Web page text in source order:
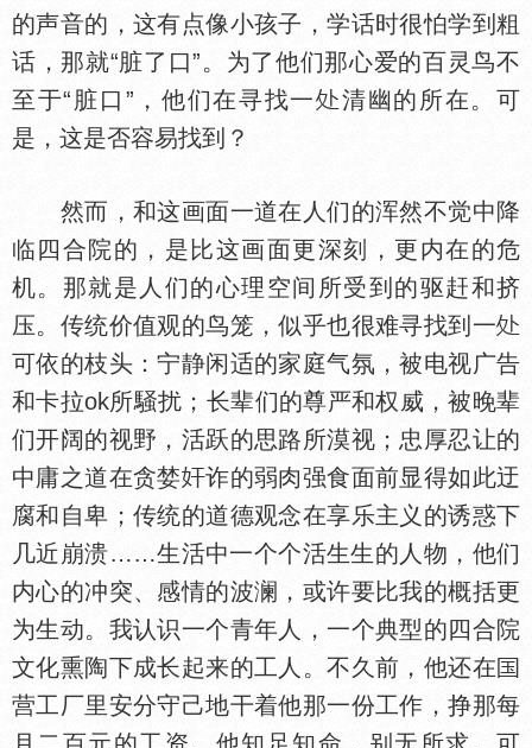
的声音的，这有点像小孩子，学话时很怕学到粗
话，那就“脏了口”。为了他们那心爱的百灵鸟不
至于“脏口”，他们在寻找一
清幽的所在。可
是，这是否容易找到？
然而，和这画面一道在人们的浑然不觉中降
临四合院的，是比这画面更深刻，更内在的危
机。那就是人们的心理空间所受到的驱赶和挤
压。传统价值观的鸟笼，似乎也很难寻找到一
可依的枝头：宁静闲适的家庭气氛，被电视广告
和卡拉ok所騒扰；长辈们的尊严和权威，被晚辈
们开阔的视野，活跃的思路所漠视；忠厚忍让的
中庸之道在贪婪
诈的弱肉强食面前显得如此迂
腐和自卑；传统的道德观念在享乐主义的诱惑下
几近崩溃……生活中一个个活生生的人物，他们
内心的冲突、感情的波澜，或许要比我的概括更
为生动。我认识一个青年人，一个典型的四合院
文化熏陶下成长起来的工人。不久前，他还在
营工厂里安分守己地干着他那一份工作，挣那每